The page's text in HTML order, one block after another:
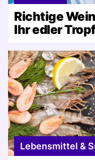
Richtige
Ihr edler
Lebensmittel &